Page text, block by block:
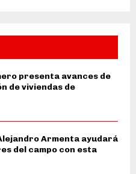
presenta avances de
de viviendas de
Armenta ayudará
del campo con esta